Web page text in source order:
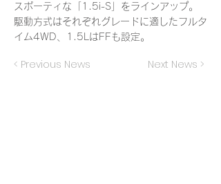
スポーティな「1.5i-S」をラインアップ。
駆動方式はそれぞれグレードに適したフルタ
イム4WD、1.5LはFFも設定。
< Previous News Next News >